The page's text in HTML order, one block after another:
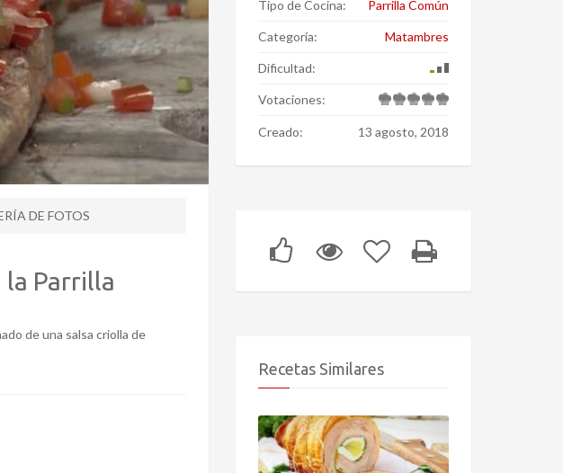
DE FOTOS
la Parrilla
de una salsa criolla de
Tipo de Cocina: Parrilla Común
Categoría: Matambres
Dificultad:
Votaciones:
Creado: 13 agosto, 2018
Recetas Similares